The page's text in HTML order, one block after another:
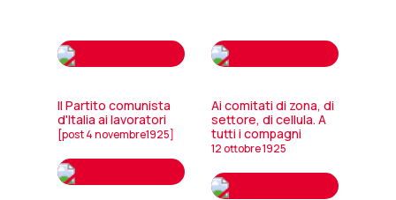
Il Partito comunista
d'Italia ai lavoratori
[post 4 novembre1925]
Ai comitati di zona, di
settore, di cellula. A
tutti i compagni
12 ottobre 1925